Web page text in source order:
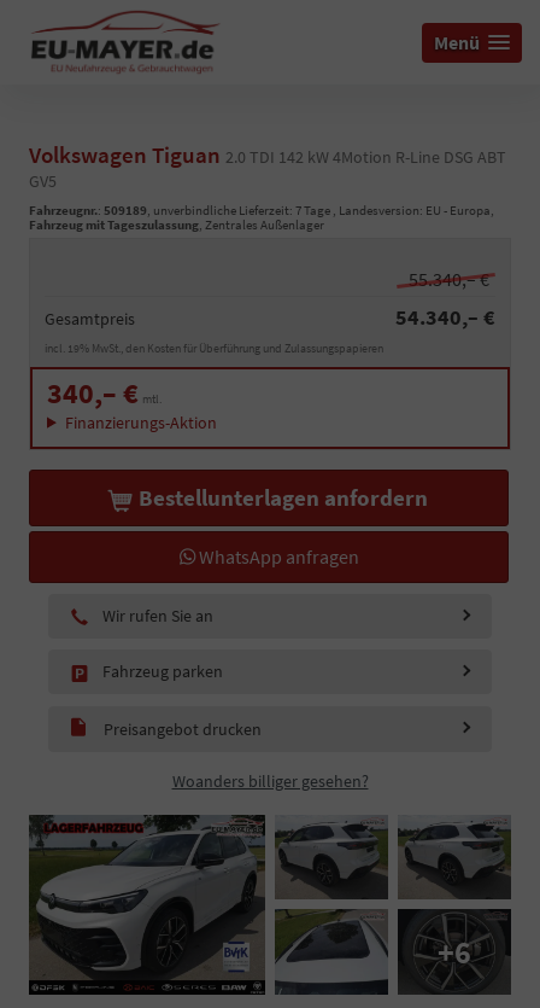
Menü
Volkswagen Tiguan 2.0 TDI 142 kW 4Motion R-Line DSG ABT
GV5
Fahrzeugnr.: 509189, unverbindliche Lieferzeit: 7 Tage , Landesversion: EU - Europa,
Fahrzeug mit Tageszulassung, Zentrales Außenlager
55.340,– €
Gesamtpreis 54.340,– €
incl. 19% MwSt., den Kosten für Überführung und Zulassungspapieren
340,– € mtl.
Finanzierungs-Aktion
WhatsApp anfragen
Bestellunterlagen anfordern
Wir rufen Sie an
Fahrzeug parken
Preisangebot drucken
Woanders billiger gesehen?
+6